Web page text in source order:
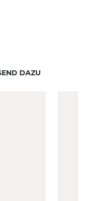
DAZU